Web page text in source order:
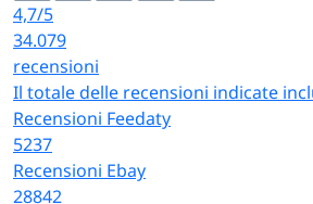
4,7/5
34.079
recensioni
Il totale delle recensioni indicate
Recensioni Feedaty
5237
Recensioni Ebay
28842